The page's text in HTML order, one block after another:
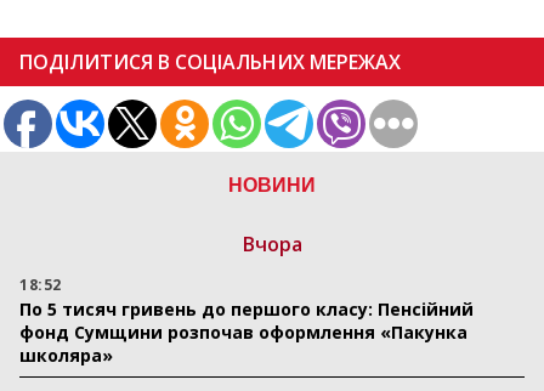
НОВИНИ
Вчора
18:52
По 5 тисяч гривень до першого класу: Пенсійний
фонд Сумщини розпочав оформлення «Пакунка
школяра»
ПОДІЛИТИСЯ В СОЦІАЛЬНИХ МЕРЕЖАХ